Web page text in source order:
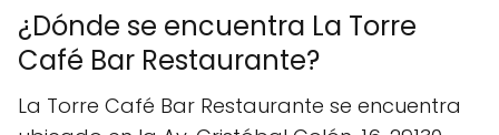
¿Dónde se encuentra La Torre
Café Bar Restaurante?
La Torre Café Bar Restaurante se encuentra